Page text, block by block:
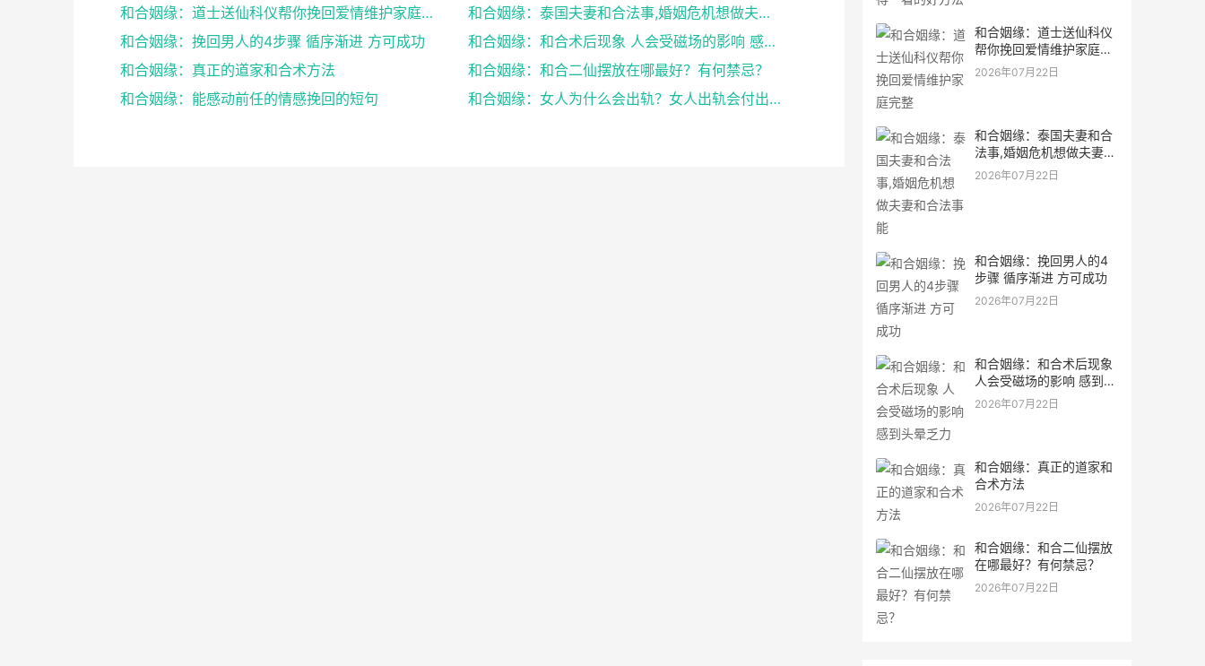
和合姻缘：道士送仙科仪帮你挽回爱情维护家庭完整
和合姻缘：泰国夫妻和合法事,婚姻危机想做夫妻和合法...
和合姻缘：挽回男人的4步骤 循序渐进 方可成功
和合姻缘：和合术后现象 人会受磁场的影响 感到头晕...
和合姻缘：真正的道家和合术方法
和合姻缘：和合二仙摆放在哪最好？有何禁忌？
和合姻缘：能感动前任的情感挽回的短句
和合姻缘：女人为什么会出轨？女人出轨会付出感情吗？
和合姻缘：道士送仙科仪
帮你挽回爱情维护家庭完
整
2026年07月22日
和合姻缘：泰国夫妻和合
法事,婚姻危机想做夫妻和
合法事能
2026年07月22日
和合姻缘：挽回男人的4
步骤 循序渐进 方可成功
2026年07月22日
和合姻缘：和合术后现象
人会受磁场的影响 感到头
晕乏力
2026年07月22日
和合姻缘：真正的道家和
合术方法
2026年07月22日
和合姻缘：和合二仙摆放
在哪最好？有何禁忌？
2026年07月22日